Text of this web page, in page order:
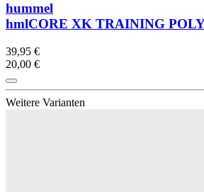
hummel
hmlCORE XK TRAINING
39,95 €
20,00 €
Weitere Varianten